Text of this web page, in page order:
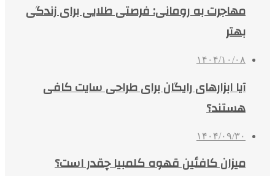
مهاجرت به رومانی: فرصتی طلایی برای زندگی
بهتر
۱۴۰۴/۱۰/۰۸
آیا ابزارهای رایگان برای طراحی سایت کافی
هستند؟
۱۴۰۴/۰۹/۳۰
میزان کافئین قهوه کلمبیا چقدر است؟